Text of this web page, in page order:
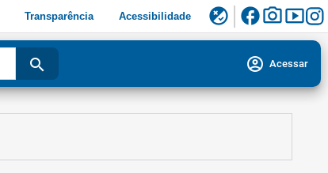
Transparência Acessibilidade flaky facebookphoto_camerasmart_display
search account_circle Acessar